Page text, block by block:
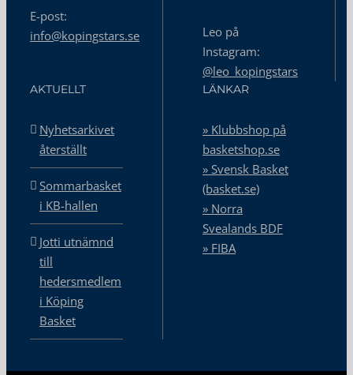
E-post:
info@kopingstars.se
Leo på
Instagram:
@leo_kopingstars
AKTUELLT
Nyhetsarkivet
återställt
Sommarbasket
i KB-hallen
Jotti utnämnd
till
hedersmedlem
i Köping
Basket
LÄNKAR
» Klubbshop på
basketshop.se
» Svensk Basket
(basket.se)
» Norra
Svealands BDF
» FIBA